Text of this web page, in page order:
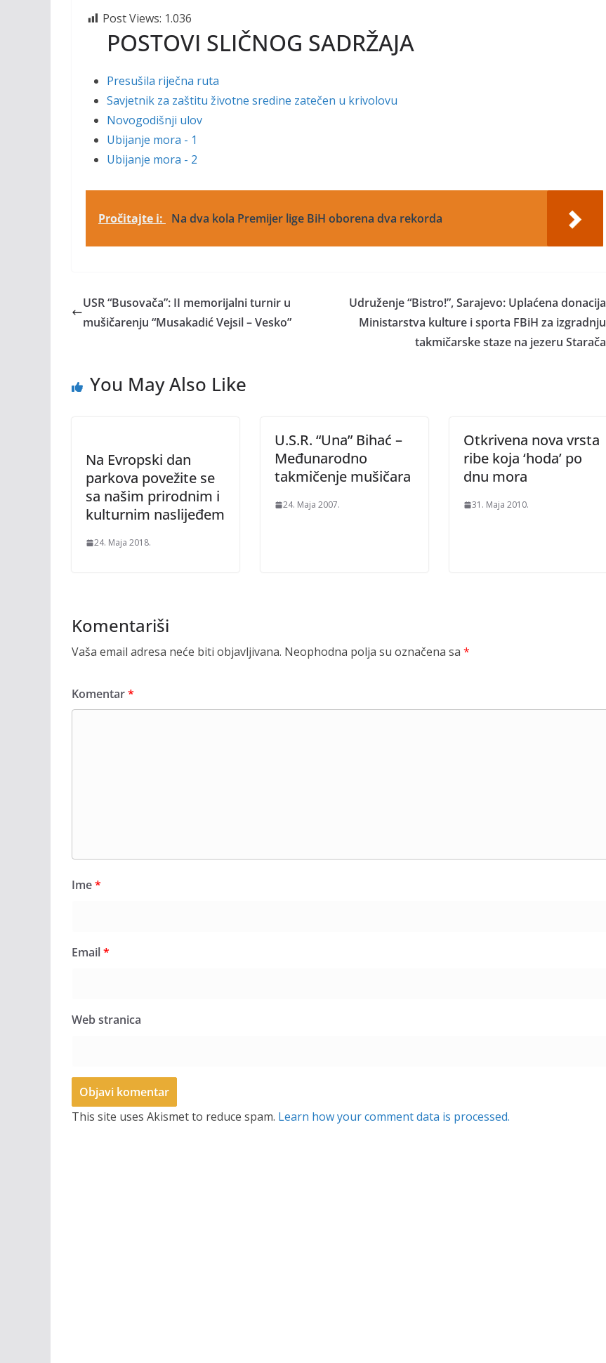
Post Views: 1.036
POSTOVI SLIČNOG SADRŽAJA
Presušila riječna ruta
Savjetnik za zaštitu životne sredine zatečen u krivolovu
Novogodišnji ulov
Ubijanje mora - 1
Ubijanje mora - 2
Pročitajte i: Na dva kola Premijer lige BiH oborena dva rekorda
USR “Busovača”: II memorijalni turnir u
mušičarenju “Musakadić Vejsil – Vesko”
Udruženje “Bistro!”, Sarajevo: Uplaćena donacija
Ministarstva kulture i sporta FBiH za izgradnju
takmičarske staze na jezeru Starača
You May Also Like
Na Evropski dan
parkova povežite se
sa našim prirodnim i
kulturnim naslijeđem
24. Maja 2018.
U.S.R. “Una” Bihać –
Međunarodno
takmičenje mušičara
24. Maja 2007.
Otkrivena nova vrsta
ribe koja ‘hoda’ po
dnu mora
31. Maja 2010.
Komentariši
Vaša email adresa neće biti objavljivana. Neophodna polja su označena sa *
Komentar*
Ime*
Email*
Web stranica
This site uses Akismet to reduce spam. Learn how your comment data is processed.